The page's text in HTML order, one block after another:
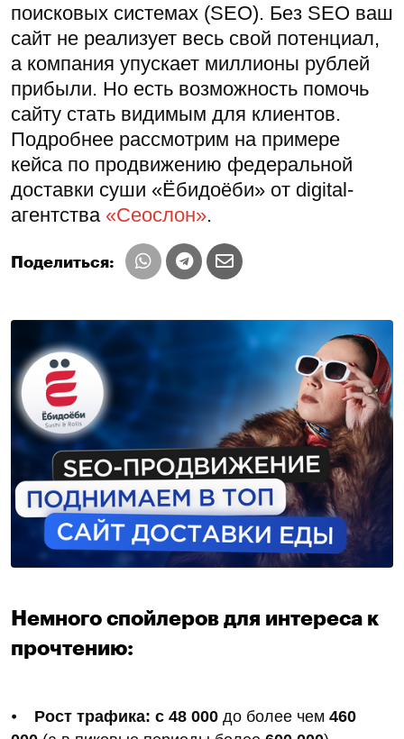
поисковых системах (SEO). Без SEO ваш
сайт не реализует весь свой потенциал,
а компания упускает миллионы рублей
прибыли. Но есть возможность помочь
сайту стать видимым для клиентов.
Подробнее рассмотрим на примере
кейса по продвижению федеральной
доставки суши «Ёбидоёби» от digital-
агентства «Сеослон».
Поделиться:
Немного спойлеров для интереса к
прочтению:
⦁ Рост трафика: с 48 000 до более чем 460